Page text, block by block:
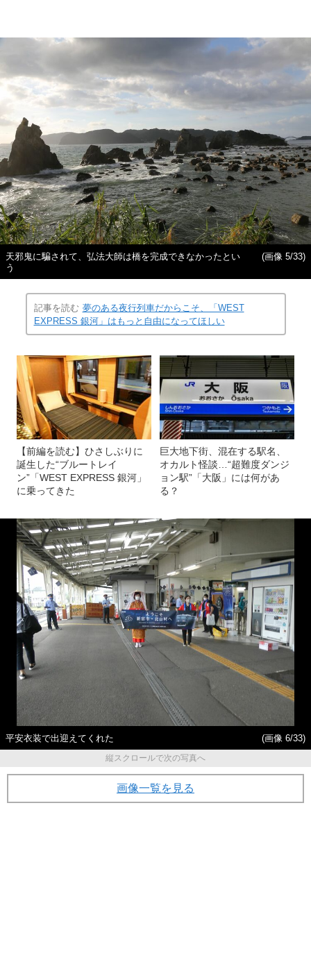
天邪鬼に騙されて、弘法大師は橋を完成できなかったとい
う
(画像 5/33)
記事を読む 夢のある夜行列車だからこそ、「WEST
EXPRESS 銀河」はもっと自由になってほしい
【前編を読む】ひさしぶりに
誕生した“ブルートレイ
ン”「WEST EXPRESS 銀河」
に乗ってきた
巨大地下街、混在する駅名、
オカルト怪談…“超難度ダンジ
ョン駅”「大阪」には何があ
る？
平安衣装で出迎えてくれた
(画像 6/33)
縦スクロールで次の写真へ
画像一覧を見る